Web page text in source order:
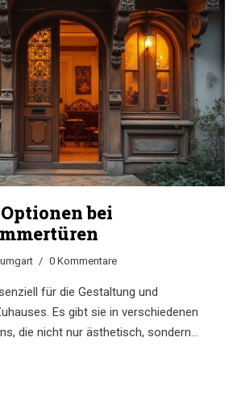
Designoptionen. Es bietet
um die richtige Wartung und Pflege
bei
0 Kommentare
für die Gestaltung und
Es gibt sie in verschiedenen
die nicht nur ästhetisch, sondern
moderne Glastüren, die